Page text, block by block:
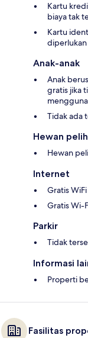
Kartu
biaya tak
Kartu
diperlukan
Anak-anak
Anak
gratis jika
Tidak ada
Hewan
Hewan
Internet
Gratis
Gratis Wi-
Parkir
Tidak
Informasi
Properti
Fasilitas